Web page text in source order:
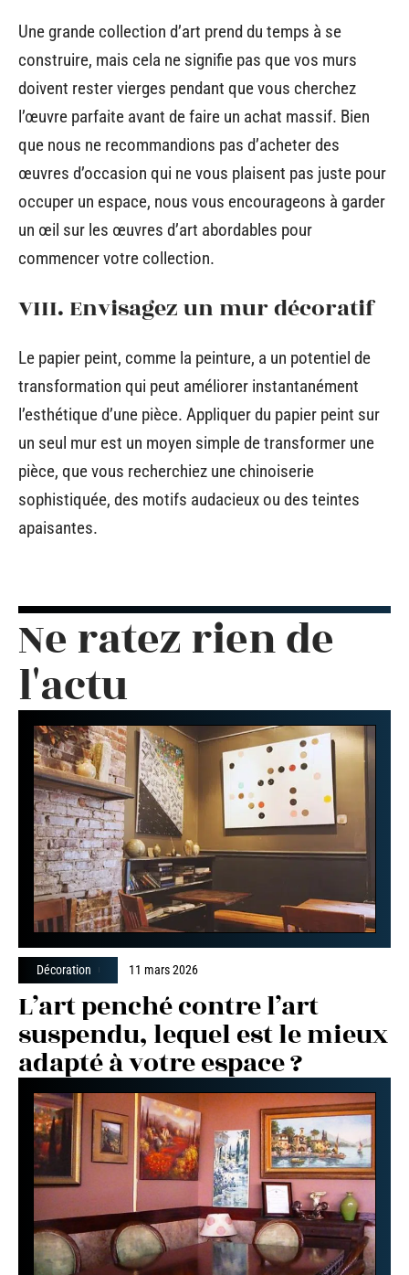
Une grande collection d’art prend du temps à se
construire, mais cela ne signifie pas que vos murs
doivent rester vierges pendant que vous cherchez
l’œuvre parfaite avant de faire un achat massif. Bien
que nous ne recommandions pas d’acheter des
œuvres d’occasion qui ne vous plaisent pas juste pour
occuper un espace, nous vous encourageons à garder
un œil sur les œuvres d’art abordables pour
commencer votre collection.
VIII. Envisagez un mur décoratif
Le papier peint, comme la peinture, a un potentiel de
transformation qui peut améliorer instantanément
l’esthétique d’une pièce. Appliquer du papier peint sur
un seul mur est un moyen simple de transformer une
pièce, que vous recherchiez une chinoiserie
sophistiquée, des motifs audacieux ou des teintes
apaisantes.
Ne ratez rien de
l'actu
Décoration 11 mars 2026
L’art penché contre l’art
suspendu, lequel est le mieux
adapté à votre espace ?